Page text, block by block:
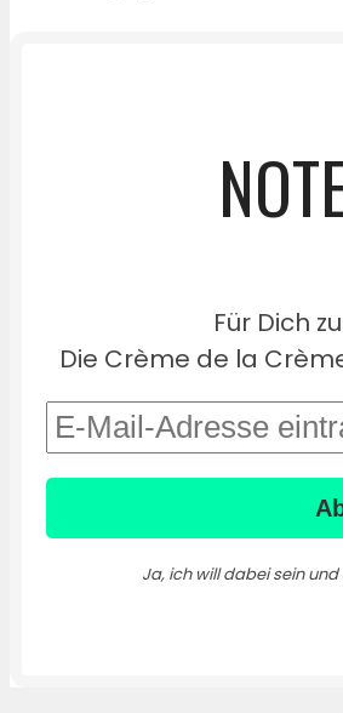
Für Dich
Die Crème de la
Ja, ich will dabei sein